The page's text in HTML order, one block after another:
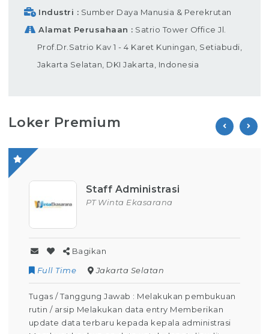
Industri
Sumber Daya Manusia & Perekrutan
Alamat Perusahaan
Satrio Tower Office Jl.
Prof.Dr.Satrio Kav 1 - 4 Karet Kuningan, Setiabudi,
Jakarta Selatan, DKI Jakarta, Indonesia
Loker Premium
Operator Produksi
PT Parion Indo Tama
Contract
Kuningan
Tugas / Tanggung Jawab : Melakukan
Operator Produksi Setiap Harinya Dapat
keselamatan dalam bekerja Dapat